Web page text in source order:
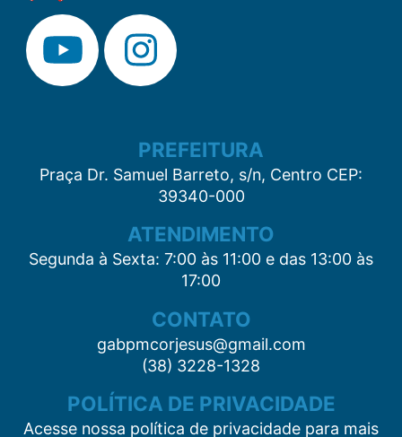
PREFEITURA
Praça Dr. Samuel Barreto, s/n, Centro CEP:
39340-000
ATENDIMENTO
Segunda à Sexta: 7:00 às 11:00 e das 13:00 às
17:00
CONTATO
gabpmcorjesus@gmail.com
(38) 3228-1328
POLÍTICA DE PRIVACIDADE
Acesse nossa política de privacidade para mais